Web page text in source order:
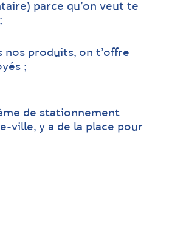
parce qu’on veut te
nos produits, on t’offre
;
de stationnement
ville, y a de la place pour